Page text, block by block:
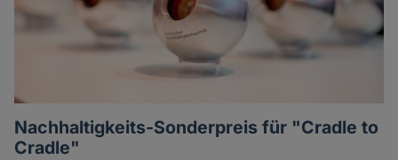
Nachhaltigkeits-Sonderpreis für "Cradle to
Cradle"